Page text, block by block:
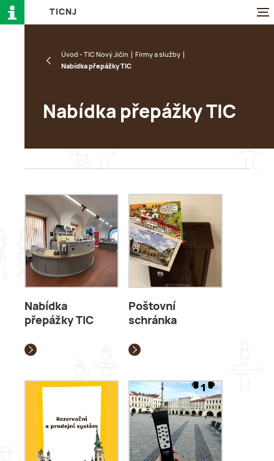
TI CN J
Úvod - TIC Nový Jičín
Firmy a služby
Nabídka přepážky TIC
Nabídka přepážky TIC
Nabídka
přepážky TIC
Poštovní
schránka